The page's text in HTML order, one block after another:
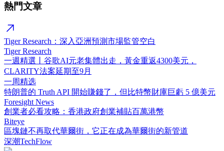
熱門文章
Tiger Research：深入亞洲預測市場監管空白
Tiger Research
一週精選丨谷歌AI元老集體出走，黃金重返4300美元，
CLARITY法案延期至9月
一周精选
特朗普的 Truth API 開始賺錢了，但比特幣財庫巨虧 5 億美元
Foresight News
創業者必看攻略：香港政府創業補貼百萬港幣
Biteye
區塊鏈不再取代華爾街，它正在成為華爾街的新管道
深潮TechFlow